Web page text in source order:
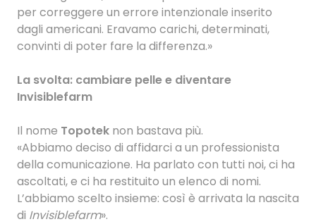
per correggere un errore intenzionale inserito
dagli americani. Eravamo carichi, determinati,
convinti di poter fare la differenza.»
La svolta: cambiare pelle e diventare
Invisiblefarm
Il nome Topotek non bastava più.
«Abbiamo deciso di affidarci a un professionista
della comunicazione. Ha parlato con tutti noi, ci ha
ascoltati, e ci ha restituito un elenco di nomi.
L’abbiamo scelto insieme: così è arrivata la nascita
di Invisiblefarm».